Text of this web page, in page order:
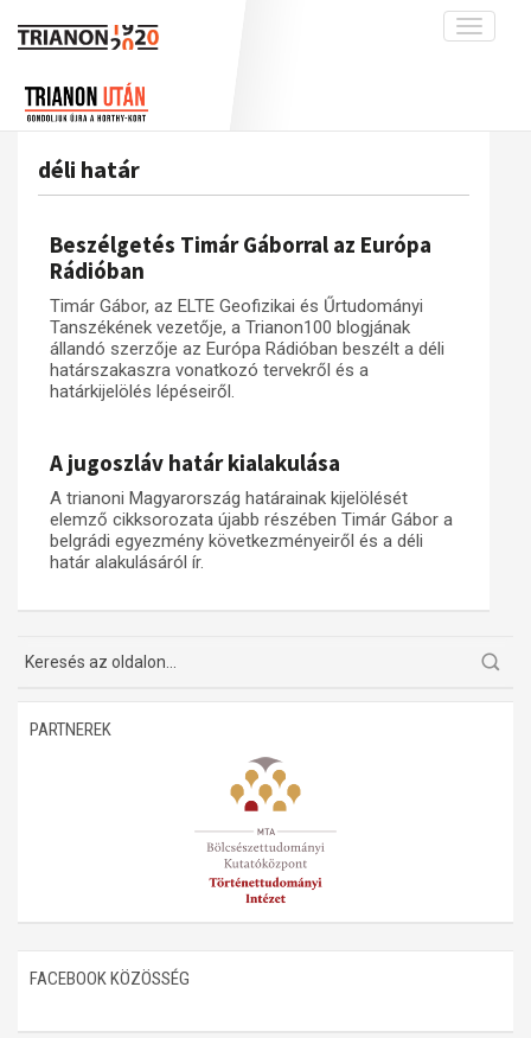
Toggle
A békerendszer megszilárdulása
Utókor és emlékezet
Adatbázis
Emlékművek (feltöltés alatt)
Menekültek
Visszhang
Publikációk
Trianon-kommentár
Dokumentumok
A trianoni szerződés
Műhelymunkák
déli határ
Beszélgetés Timár Gáborral az Európa
Rádióban
Timár Gábor, az ELTE Geofizikai és Űrtudományi
Tanszékének vezetője, a Trianon100 blogjának
állandó szerzője az Európa Rádióban beszélt a déli
határszakaszra vonatkozó tervekről és a
határkijelölés lépéseiről.
A jugoszláv határ kialakulása
A trianoni Magyarország határainak kijelölését
elemző cikksorozata újabb részében Timár Gábor a
belgrádi egyezmény következményeiről és a déli
határ alakulásáról ír.
PARTNEREK
FACEBOOK KÖZÖSSÉG